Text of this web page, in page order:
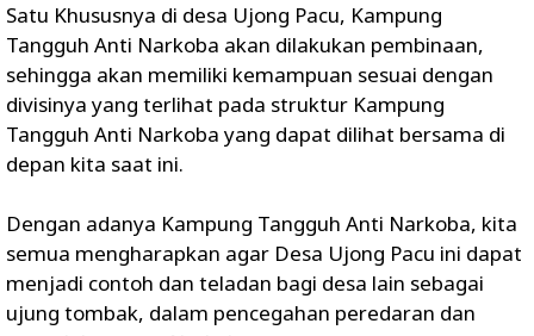
Satu Khususnya di desa Ujong Pacu, Kampung
Tangguh Anti Narkoba akan dilakukan pembinaan,
sehingga akan memiliki kemampuan sesuai dengan
divisinya yang terlihat pada struktur Kampung
Tangguh Anti Narkoba yang dapat dilihat bersama di
depan kita saat ini.
Dengan adanya Kampung Tangguh Anti Narkoba, kita
semua mengharapkan agar Desa Ujong Pacu ini dapat
menjadi contoh dan teladan bagi desa lain sebagai
ujung tombak, dalam pencegahan peredaran dan